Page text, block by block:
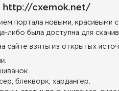
http://cxemok.net/
портала новыми, красивыми
была доступна для
сайте взяты из открытых
блекворк, хардангер.